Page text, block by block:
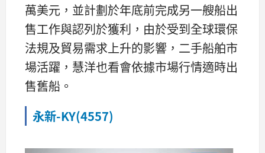
萬美元，並計劃於年底前完成另一艘船出
售工作與認列於獲利，由於受到全球環保
法規及貿易需求上升的影響，二手船舶市
場活躍，慧洋也看會依據市場行情適時出
售舊船。
永新-KY(4557)